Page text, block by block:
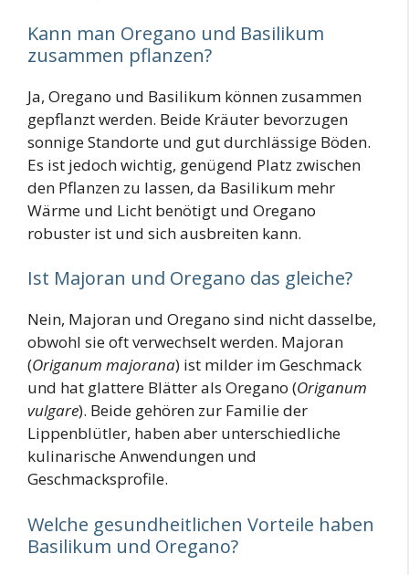
Kann man Oregano und Basilikum
zusammen pflanzen?
Ja, Oregano und Basilikum können zusammen
gepflanzt werden. Beide Kräuter bevorzugen
sonnige Standorte und gut durchlässige Böden.
Es ist jedoch wichtig, genügend Platz zwischen
den Pflanzen zu lassen, da Basilikum mehr
Wärme und Licht benötigt und Oregano
robuster ist und sich ausbreiten kann.
Ist Majoran und Oregano das gleiche?
Nein, Majoran und Oregano sind nicht dasselbe,
obwohl sie oft verwechselt werden. Majoran
(Origanum majorana) ist milder im Geschmack
und hat glattere Blätter als Oregano (Origanum
vulgare). Beide gehören zur Familie der
Lippenblütler, haben aber unterschiedliche
kulinarische Anwendungen und
Geschmacksprofile.
Welche gesundheitlichen Vorteile haben
Basilikum und Oregano?